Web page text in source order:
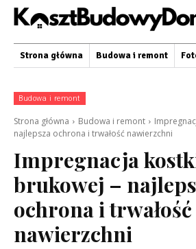
Strona główna Budowa i remont
Budowa i remont
Strona główna Budowa i remont
najlepsza ochrona i trwałość nawierzchni
Impregnacja
brukowej –
ochrona i trwałość
nawierzchni